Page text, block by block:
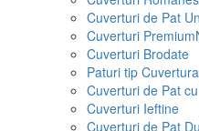
Cuverturi de Pat
Cuverturi Premium
Cuverturi Brodate
Paturi tip Cuvertura
Cuverturi de Pat
Cuverturi Ieftine
Cuverturi de Pat